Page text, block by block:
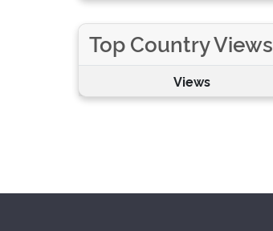
Top Country Views
Views